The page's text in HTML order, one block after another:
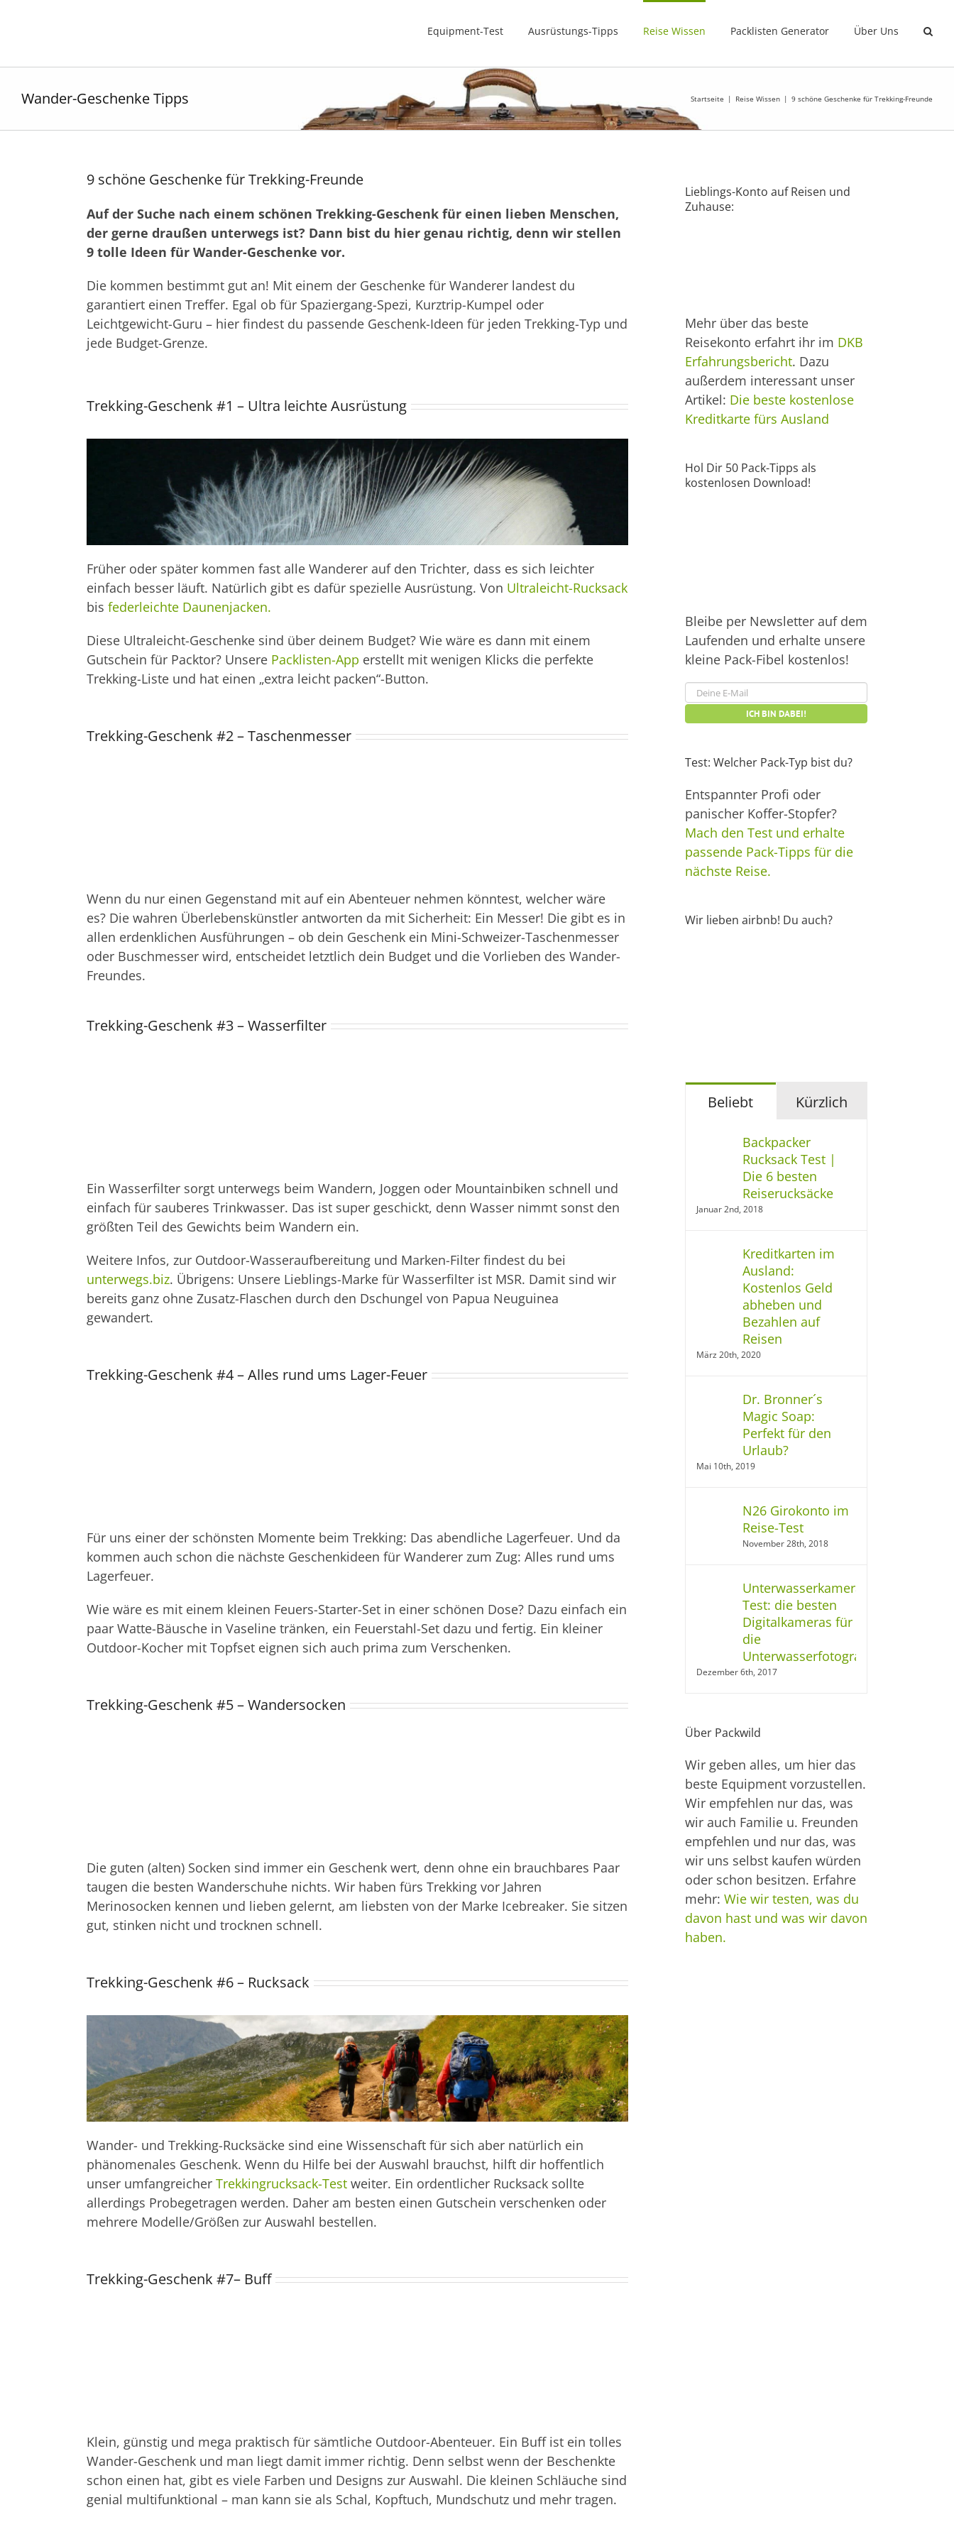
Equipment-Test Ausrüstungs-Tipps Reise Wissen Packlisten Generator Über Uns
Wander-Geschenke Tipps Startseite Reise Wissen 9 schöne Geschenke für Trekking-Freunde
9 schöne Geschenke für Trekking-Freunde
Auf der Suche nach einem schönen Trekking-Geschenk für einen lieben Menschen,
der gerne draußen unterwegs ist? Dann bist du hier genau richtig, denn wir stellen
9 tolle Ideen für Wander-Geschenke vor.
Die kommen bestimmt gut an! Mit einem der Geschenke für Wanderer landest du
garantiert einen Treffer. Egal ob für Spaziergang-Spezi, Kurztrip-Kumpel oder
Leichtgewicht-Guru – hier findest du passende Geschenk-Ideen für jeden Trekking-Typ und
jede Budget-Grenze.
Trekking-Geschenk #1 – Ultra leichte Ausrüstung
Früher oder später kommen fast alle Wanderer auf den Trichter, dass es sich leichter
einfach besser läuft. Natürlich gibt es dafür spezielle Ausrüstung. Von Ultraleicht-Rucksack
bis federleichte Daunenjacken.
Diese Ultraleicht-Geschenke sind über deinem Budget? Wie wäre es dann mit einem
Gutschein für Packtor? Unsere Packlisten-App erstellt mit wenigen Klicks die perfekte
Trekking-Liste und hat einen „extra leicht packen“-Button.
Trekking-Geschenk #2 – Taschenmesser
Wenn du nur einen Gegenstand mit auf ein Abenteuer nehmen könntest, welcher wäre
es? Die wahren Überlebenskünstler antworten da mit Sicherheit: Ein Messer! Die gibt es in
allen erdenklichen Ausführungen – ob dein Geschenk ein Mini-Schweizer-Taschenmesser
oder Buschmesser wird, entscheidet letztlich dein Budget und die Vorlieben des Wander-
Freundes.
Trekking-Geschenk #3 – Wasserfilter
Ein Wasserfilter sorgt unterwegs beim Wandern, Joggen oder Mountainbiken schnell und
einfach für sauberes Trinkwasser. Das ist super geschickt, denn Wasser nimmt sonst den
größten Teil des Gewichts beim Wandern ein.
Weitere Infos, zur Outdoor-Wasseraufbereitung und Marken-Filter findest du bei
unterwegs.biz. Übrigens: Unsere Lieblings-Marke für Wasserfilter ist MSR. Damit sind wir
bereits ganz ohne Zusatz-Flaschen durch den Dschungel von Papua Neuguinea
gewandert.
Trekking-Geschenk #4 – Alles rund ums Lager-Feuer
Für uns einer der schönsten Momente beim Trekking: Das abendliche Lagerfeuer. Und da
kommen auch schon die nächste Geschenkideen für Wanderer zum Zug: Alles rund ums
Lagerfeuer.
Wie wäre es mit einem kleinen Feuers-Starter-Set in einer schönen Dose? Dazu einfach ein
paar Watte-Bäusche in Vaseline tränken, ein Feuerstahl-Set dazu und fertig. Ein kleiner
Outdoor-Kocher mit Topfset eignen sich auch prima zum Verschenken.
Trekking-Geschenk #5 – Wandersocken
Die guten (alten) Socken sind immer ein Geschenk wert, denn ohne ein brauchbares Paar
taugen die besten Wanderschuhe nichts. Wir haben fürs Trekking vor Jahren
Merinosocken kennen und lieben gelernt, am liebsten von der Marke Icebreaker. Sie sitzen
gut, stinken nicht und trocknen schnell.
Trekking-Geschenk #6 – Rucksack
Wander- und Trekking-Rucksäcke sind eine Wissenschaft für sich aber natürlich ein
phänomenales Geschenk. Wenn du Hilfe bei der Auswahl brauchst, hilft dir hoffentlich
unser umfangreicher Trekkingrucksack-Test weiter. Ein ordentlicher Rucksack sollte
allerdings Probegetragen werden. Daher am besten einen Gutschein verschenken oder
mehrere Modelle/Größen zur Auswahl bestellen.
Trekking-Geschenk #7– Buff
Klein, günstig und mega praktisch für sämtliche Outdoor-Abenteuer. Ein Buff ist ein tolles
Wander-Geschenk und man liegt damit immer richtig. Denn selbst wenn der Beschenkte
schon einen hat, gibt es viele Farben und Designs zur Auswahl. Die kleinen Schläuche sind
genial multifunktional – man kann sie als Schal, Kopftuch, Mundschutz und mehr tragen.
Lieblings-Konto auf Reisen und
Zuhause:
Mehr über das beste
Reisekonto erfahrt ihr im DKB
Erfahrungsbericht. Dazu
außerdem interessant unser
Artikel: Die beste kostenlose
Kreditkarte fürs Ausland
Hol Dir 50 Pack-Tipps als
kostenlosen Download!
Bleibe per Newsletter auf dem
Laufenden und erhalte unsere
kleine Pack-Fibel kostenlos!
Test: Welcher Pack-Typ bist du?
Entspannter Profi oder
panischer Koffer-Stopfer?
Mach den Test und erhalte
passende Pack-Tipps für die
nächste Reise.
Wir lieben airbnb! Du auch?
Beliebt Kürzlich
Backpacker
Rucksack Test |
Die 6 besten
Reiserucksäcke
Januar 2nd, 2018
Kreditkarten im
Ausland:
Kostenlos Geld
abheben und
Bezahlen auf
Reisen
März 20th, 2020
Dr. Bronner´s
Magic Soap:
Perfekt für den
Urlaub?
Mai 10th, 2019
N26 Girokonto im
Reise-Test
November 28th, 2018
Unterwasserkamera
Test: die besten
Digitalkameras für
die
Unterwasserfotografie
Dezember 6th, 2017
Über Packwild
Wir geben alles, um hier das
beste Equipment vorzustellen.
Wir empfehlen nur das, was
wir auch Familie u. Freunden
empfehlen und nur das, was
wir uns selbst kaufen würden
oder schon besitzen. Erfahre
mehr: Wie wir testen, was du
davon hast und was wir davon
haben.